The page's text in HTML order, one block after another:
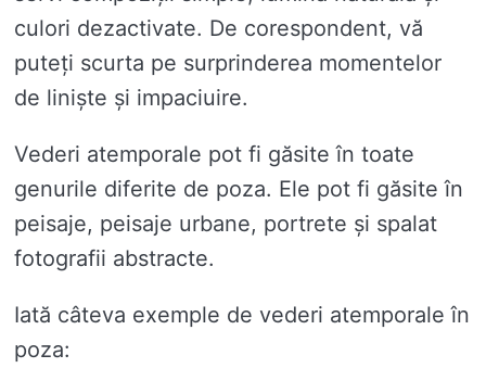
culori dezactivate. De corespondent, vă
puteți scurta pe surprinderea momentelor
de liniște și impaciuire.
Vederi atemporale pot fi găsite în toate
genurile diferite de poza. Ele pot fi găsite în
peisaje, peisaje urbane, portrete și spalat
fotografii abstracte.
Iată câteva exemple de vederi atemporale în
poza: